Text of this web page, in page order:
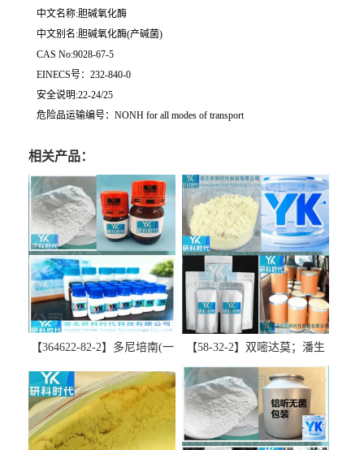
中文名称:胆碱氧化酶
中文别名:胆碱氧化酶(产碱菌)
CAS No:9028-67-5
EINECS号：232-840-0
安全说明:22-24/25
危险品运输编号：NONH for all modes of transport
相关产品：
【364622-82-2】多尼培南(一
精品科研试剂-湖北研科时代
科技-“研”无止境;“科”学创
新！支持三方验证；支持定
【58-32-2】双嘧达莫；潘生
丁-精品科研试剂-湖北研科时
代科技-“研”无止境;“科”学创
新！支持三方验证；支持定
制；检测图谱；MSDS等技术